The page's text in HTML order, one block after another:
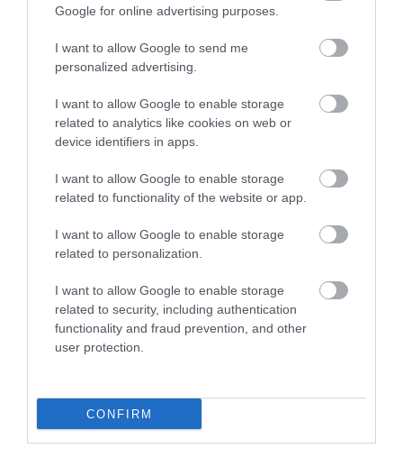
Google for online advertising purposes.
I want to allow Google to send me
personalized advertising.
I want to allow Google to enable storage
related to analytics like cookies on web or
device identifiers in apps.
I want to allow Google to enable storage
related to functionality of the website or app.
I want to allow Google to enable storage
related to personalization.
I want to allow Google to enable storage
related to security, including authentication
functionality and fraud prevention, and other
user protection.
CONFIRM
Tévhitek, amivel tönkreteheted a saját nyugdíjadat
Sokan hajlamosak struccpolitikát folytatni, ha az időskori
érem meg” típusú tévhitek egyenes utat jelentenek a jövőbeni
anyagi csődhöz.